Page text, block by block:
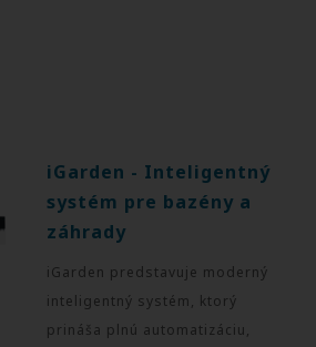
iGarden - Inteligentný
systém pre bazény a
záhrady
iGarden predstavuje moderný
inteligentný systém, ktorý
prináša plnú automatizáciu,